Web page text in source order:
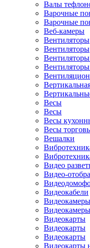
Валы
Варочные
Варочные
Веб-камеры
Вентиляторы
Вентиляторы
Вентиляторы
Весы
Весы
Весы
Весы
Вешалки
Видео
Видео-
Видеокабели
Видеокарты
Видеокарты
Видеокарты
Видеокарты